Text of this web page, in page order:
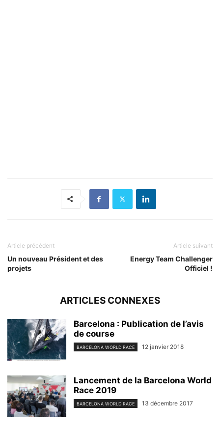
Article précédent
Un nouveau Président et des
projets
Article suivant
Energy Team Challenger
Officiel !
ARTICLES CONNEXES
Barcelona : Publication de l’avis
de course
BARCELONA WORLD RACE 12 janvier 2018
Lancement de la Barcelona World
Race 2019
BARCELONA WORLD RACE 13 décembre 2017